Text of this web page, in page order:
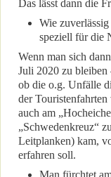
Das lässt dann die
Wie
speziell für die
Wenn man sich
Juli 2020 zu bleiben
ob die o.g. Unfälle
der Touristenfahrten
auch am
„Schwedenkreuz“
Leitplanken) kam,
erfahren soll.